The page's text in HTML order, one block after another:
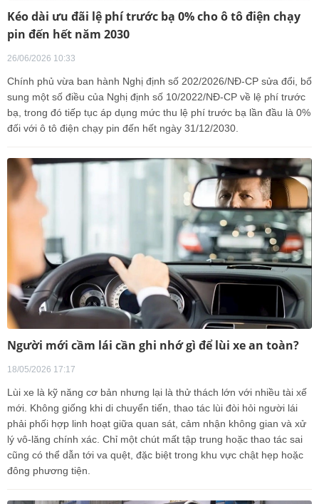
Kéo dài ưu đãi lệ phí trước bạ 0% cho ô tô điện chạy
pin đến hết năm 2030
26/06/2026 10:33
Chính phủ vừa ban hành Nghị định số 202/2026/NĐ-CP sửa đổi, bổ
sung một số điều của Nghị định số 10/2022/NĐ-CP về lệ phí trước
bạ, trong đó tiếp tục áp dụng mức thu lệ phí trước bạ lần đầu là 0%
đối với ô tô điện chạy pin đến hết ngày 31/12/2030.
Người mới cầm lái cần ghi nhớ gì để lùi xe an toàn?
18/05/2026 17:17
Lùi xe là kỹ năng cơ bản nhưng lại là thử thách lớn với nhiều tài xế
mới. Không giống khi di chuyển tiến, thao tác lùi đòi hỏi người lái
phải phối hợp linh hoạt giữa quan sát, cảm nhận không gian và xử
lý vô-lăng chính xác. Chỉ một chút mất tập trung hoặc thao tác sai
cũng có thể dẫn tới va quệt, đặc biệt trong khu vực chật hẹp hoặc
đông phương tiện.